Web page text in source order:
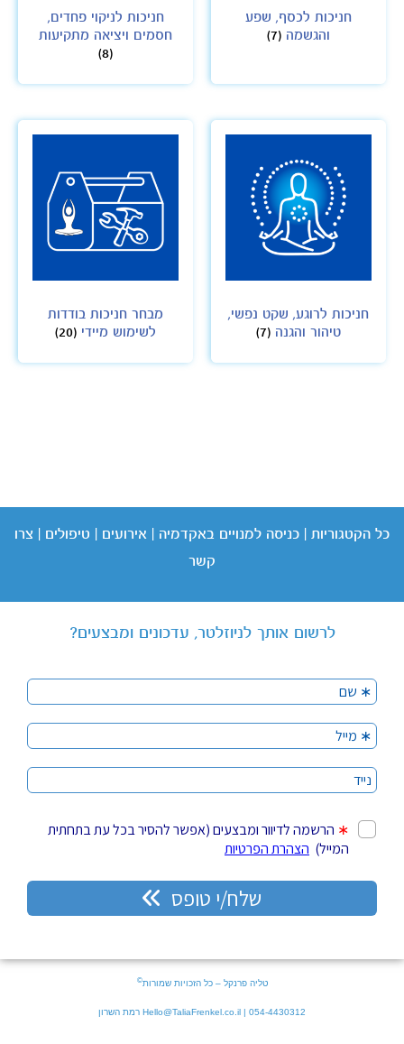
חניכות לכסף, שפע
והגשמה (7)
חניכות לניקוי פחדים,
חסמים ויציאה מתקיעות
(8)
חניכות לרוגע, שקט נפשי,
טיהור והגנה (7)
מבחר חניכות בודדות
לשימוש מיידי (20)
כל הקטגוריות כניסה למנויים באקדמיה אירועים טיפולים
צרו
קשר
לרשום אותך לניוזלטר, עדכונים ומבצעים?
טליה פרנקל – כל הזכויות שמורות©
054-4430312 | Hello@TaliaFrenkel.co.il רמת השרון